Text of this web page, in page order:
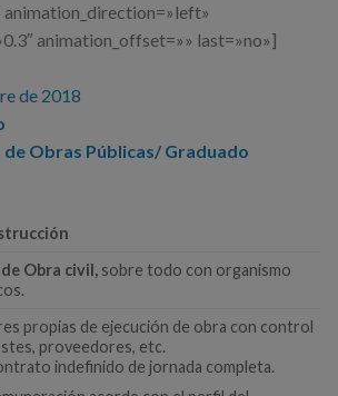
animation_direction=»left»
animation_offset=»» last=»no»]
de 2018
de Obras Públicas/ Graduado
Obra civil, sobre todo con organismo
propias de ejecución de obra con control
proveedores, etc.
indefinido de jornada completa.